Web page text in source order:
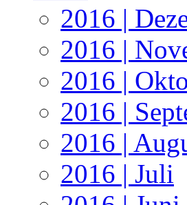
2016 |
2016 |
2016 |
2016 |
2016 |
2016 | Juli